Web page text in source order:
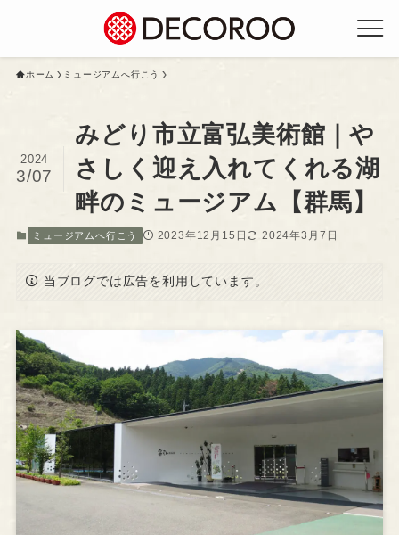
ホーム ミュージアムへ行こう
みどり市立富弘美術館｜や
さしく迎え入れてくれる湖
畔のミュージアム【群馬】
2024
3/07
ミュージアムへ行こう 2023年12月15日 2024年3月7日
当ブログでは広告を利用しています。